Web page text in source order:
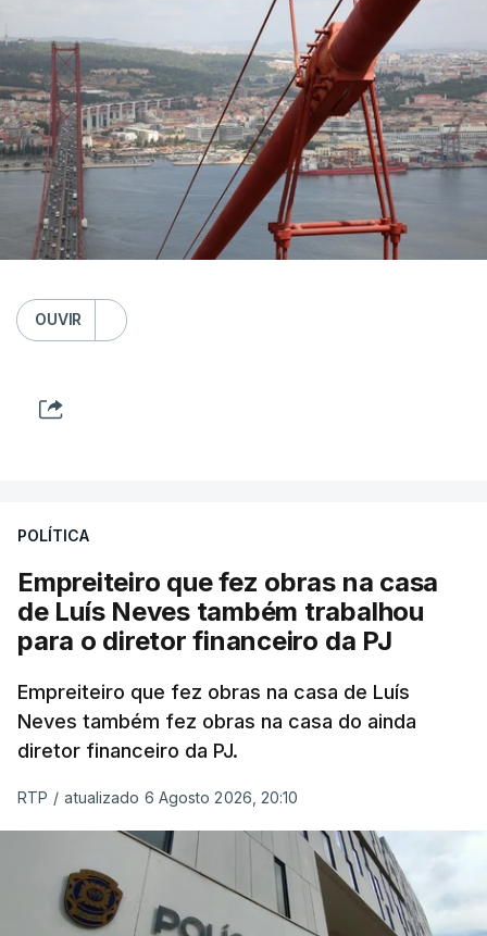
OUVIR
POLÍTICA
Empreiteiro que fez obras na casa
de Luís Neves também trabalhou
para o diretor financeiro da PJ
Empreiteiro que fez obras na casa de Luís
Neves também fez obras na casa do ainda
diretor financeiro da PJ.
RTP / atualizado 6 Agosto 2026, 20:10